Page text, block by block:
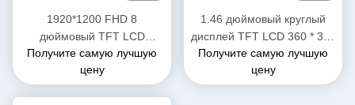
1920*1200 FHD 8
дюймовый TFT LCD
дисплей Все углы обзора
1000 нит высокая яркость
Получите самую лучшую
цену
1.46 дюймовый круглый
дисплей TFT LCD 360 * 360
IPS Модуль LCD дисплея
для часов
Получите самую лучшую
цену